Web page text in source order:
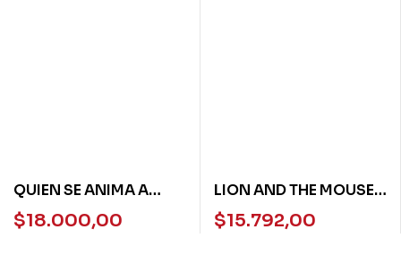
QUIEN SE ANIMA A
BAJAR AL SOTANO -
CANTARO-
$18.000,00
LION AND THE MOUSE,
THE – USBORNE FIRST
READING L3
$15.792,00